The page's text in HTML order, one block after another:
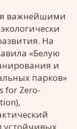
важнейшими
На
«Белую
и
парков»
for Zero-